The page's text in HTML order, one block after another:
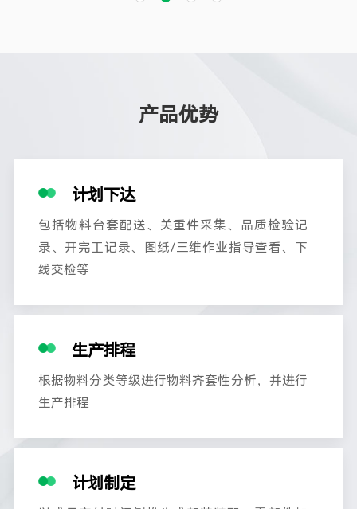
产品优势
计划下达
包括物料台套配送、关重件采集、品质检验记
录、开完工记录、图纸/三维作业指导查看、下
线交检等
生产排程
根据物料分类等级进行物料齐套性分析，并进行
生产排程
计划制定